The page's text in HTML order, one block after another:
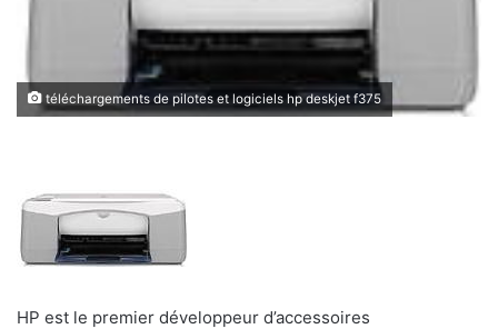
téléchargements de pilotes et logiciels hp deskjet f375
HP est le premier développeur d’accessoires